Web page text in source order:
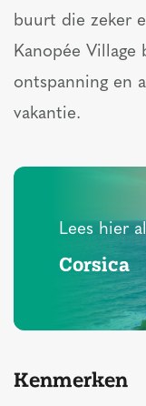
buurt die zeker
Kanopée
ontspanning en
vakantie.
Lees hier
Corsica
Kenmerken